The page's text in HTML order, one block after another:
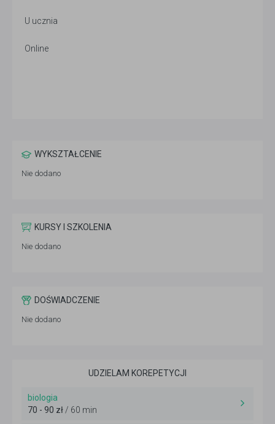
U ucznia
Online
WYKSZTAŁCENIE
Nie dodano
KURSY I SZKOLENIA
Nie dodano
DOŚWIADCZENIE
Nie dodano
UDZIELAM KOREPETYCJI
biologia
70 - 90 zł/ 60 min